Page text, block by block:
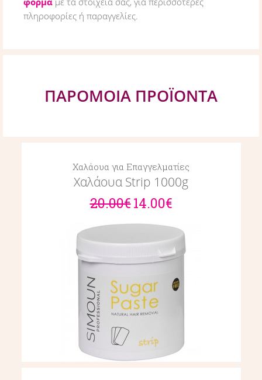
πληροφορίες ή παραγγελίες.
ΠΑΡΟΜΟΙΑ ΠΡΟΪΟΝΤΑ
Χαλάουα για Επαγγελματίες
Χαλάουα Strip 1000g
20.00€14.00€